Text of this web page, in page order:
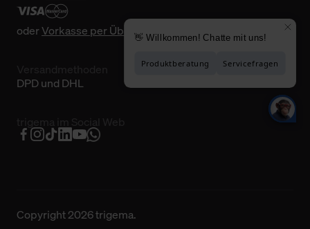
oderVorkasse per Überweisung
DPD und DHL
Copyright 2026 trigema.